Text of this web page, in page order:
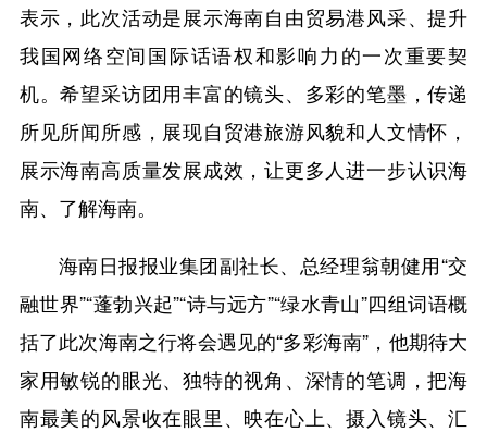
表示，此次活动是展示海南自由贸易港风采、提升
我国网络空间国际话语权和影响力的一次重要契
机。希望采访团用丰富的镜头、多彩的笔墨，传递
所见所闻所感，展现自贸港旅游风貌和人文情怀，
展示海南高质量发展成效，让更多人进一步认识海
南、了解海南。
海南日报报业集团副社长、总经理翁朝健用“交
融世界”“蓬勃兴起”“诗与远方”“绿水青山”四组词语概
括了此次海南之行将会遇见的“多彩海南”，他期待大
家用敏锐的眼光、独特的视角、深情的笔调，把海
南最美的风景收在眼里、映在心上、摄入镜头、汇